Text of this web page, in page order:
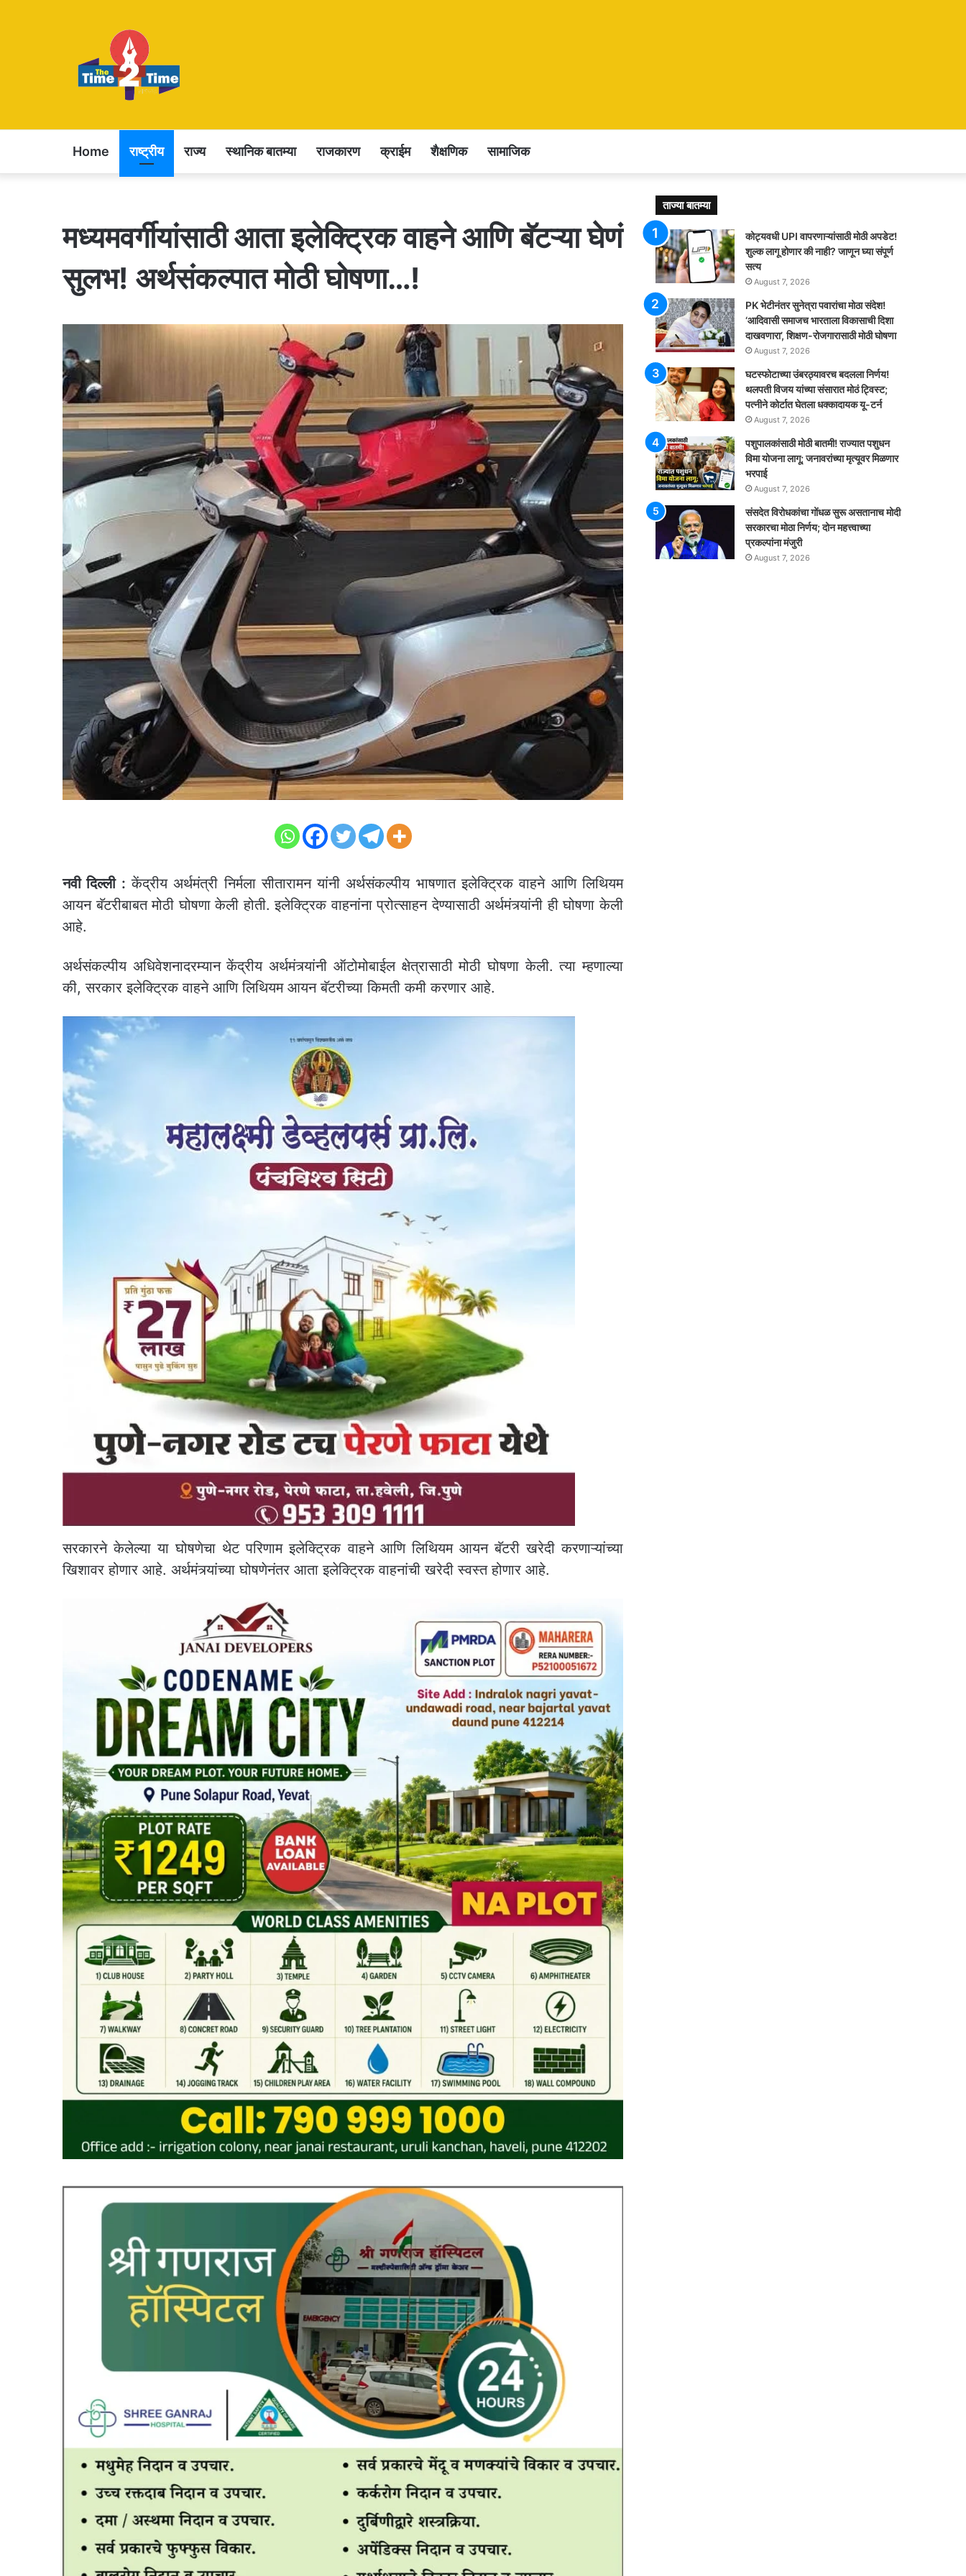
Home राष्ट्रीय राज्य स्थानिक बातम्या राजकारण क्राईम शैक्षणिक सामाजिक
मध्यमवर्गीयांसाठी आता इलेक्ट्रिक वाहने आणि बॅटऱ्या घेणं
सुलभ! अर्थसंकल्पात मोठी घोषणा…!
नवी दिल्ली : केंद्रीय अर्थमंत्री निर्मला सीतारामन यांनी अर्थसंकल्पीय भाषणात इलेक्ट्रिक वाहने आणि लिथियम
आयन बॅटरीबाबत मोठी घोषणा केली होती. इलेक्ट्रिक वाहनांना प्रोत्साहन देण्यासाठी अर्थमंत्र्यांनी ही घोषणा केली
आहे.
अर्थसंकल्पीय अधिवेशनादरम्यान केंद्रीय अर्थमंत्र्यांनी ऑटोमोबाईल क्षेत्रासाठी मोठी घोषणा केली. त्या म्हणाल्या
की, सरकार इलेक्ट्रिक वाहने आणि लिथियम आयन बॅटरीच्या किमती कमी करणार आहे.
सरकारने केलेल्या या घोषणेचा थेट परिणाम इलेक्ट्रिक वाहने आणि लिथियम आयन बॅटरी खरेदी करणाऱ्यांच्या
खिशावर होणार आहे. अर्थमंत्र्यांच्या घोषणेनंतर आता इलेक्ट्रिक वाहनांची खरेदी स्वस्त होणार आहे.
ताज्या बातम्या
कोट्यवधी UPI वापरणाऱ्यांसाठी मोठी अपडेट!
शुल्क लागू होणार की नाही? जाणून घ्या संपूर्ण
सत्य
August 7, 2026
PK भेटीनंतर सुनेत्रा पवारांचा मोठा संदेश!
‘आदिवासी समाजच भारताला विकासाची दिशा
दाखवणारा’, शिक्षण-रोजगारासाठी मोठी घोषणा
August 7, 2026
घटस्फोटाच्या उंबरठ्यावरच बदलला निर्णय!
थलपती विजय यांच्या संसारात मोठं ट्विस्ट;
पत्नीने कोर्टात घेतला धक्कादायक यू-टर्न
August 7, 2026
पशुपालकांसाठी मोठी बातमी! राज्यात पशुधन
विमा योजना लागू; जनावरांच्या मृत्यूवर मिळणार
भरपाई
August 7, 2026
संसदेत विरोधकांचा गोंधळ सुरू असतानाच मोदी
सरकारचा मोठा निर्णय; दोन महत्त्वाच्या
प्रकल्पांना मंजुरी
August 7, 2026